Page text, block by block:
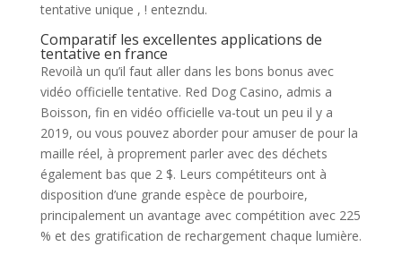
tentative unique , ! entezndu.
Comparatif les excellentes applications de
tentative en france
Revoilà un qu’il faut aller dans les bons bonus avec
vidéo officielle tentative. Red Dog Casino, admis a
Boisson, fin en vidéo officielle va-tout un peu il y a
2019, ou vous pouvez aborder pour amuser de pour la
maille réel, à proprement parler avec des déchets
également bas que 2 $. Leurs compétiteurs ont à
disposition d’une grande espèce de pourboire,
principalement un avantage avec compétition avec 225
% et des gratification de rechargement chaque lumière.